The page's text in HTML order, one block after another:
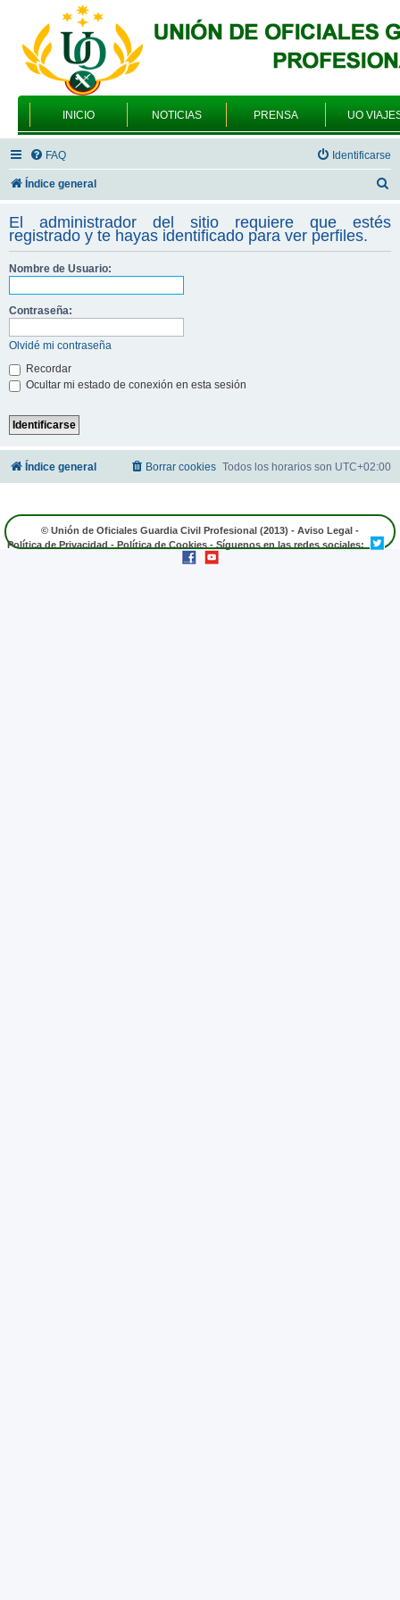
INICIO NOTICIAS PRENSA UO
FAQ Identificarse
Índice general
s
c
El administrador del sitio requiere que estés
registrado y te hayas identificado para ver perfiles.
Nombre de Usuario:
Contraseña:
Olvidé mi contraseña
Recordar
Ocultar mi estado de conexión en esta sesión
Índice general Todos los horarios son UTC+02:00
Borrar cookies
© Unión de Oficiales Guardia Civil Profesional (2013) - Aviso Legal -
Política de Privacidad - Política de Cookies - Síguenos en las redes sociales: